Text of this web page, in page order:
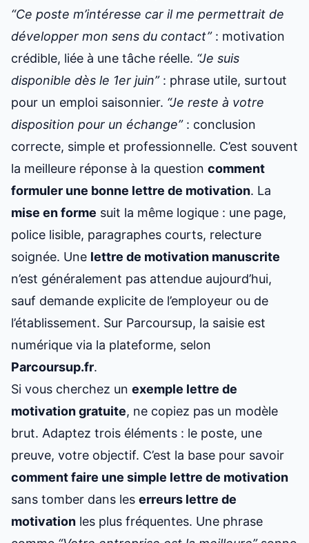
“Ce poste m’intéresse car il me permettrait de
développer mon sens du contact”: motivation
crédible, liée à une tâche réelle. “Je suis
disponible dès le 1er juin”: phrase utile, surtout
pour un emploi saisonnier. “Je reste à votre
disposition pour un échange”: conclusion
correcte, simple et professionnelle. C’est souvent
la meilleure réponse à la question comment
formuler une bonne lettre de motivation. La
mise en forme suit la même logique : une page,
police lisible, paragraphes courts, relecture
soignée. Une lettre de motivation manuscrite
n’est généralement pas attendue aujourd’hui,
sauf demande explicite de l’employeur ou de
l’établissement. Sur Parcoursup, la saisie est
numérique via la plateforme, selon
Parcoursup.fr.
Si vous cherchez un exemple lettre de
motivation gratuite, ne copiez pas un modèle
brut. Adaptez trois éléments : le poste, une
preuve, votre objectif. C’est la base pour savoir
comment faire une simple lettre de motivation
sans tomber dans les erreurs lettre de
motivation les plus fréquentes. Une phrase